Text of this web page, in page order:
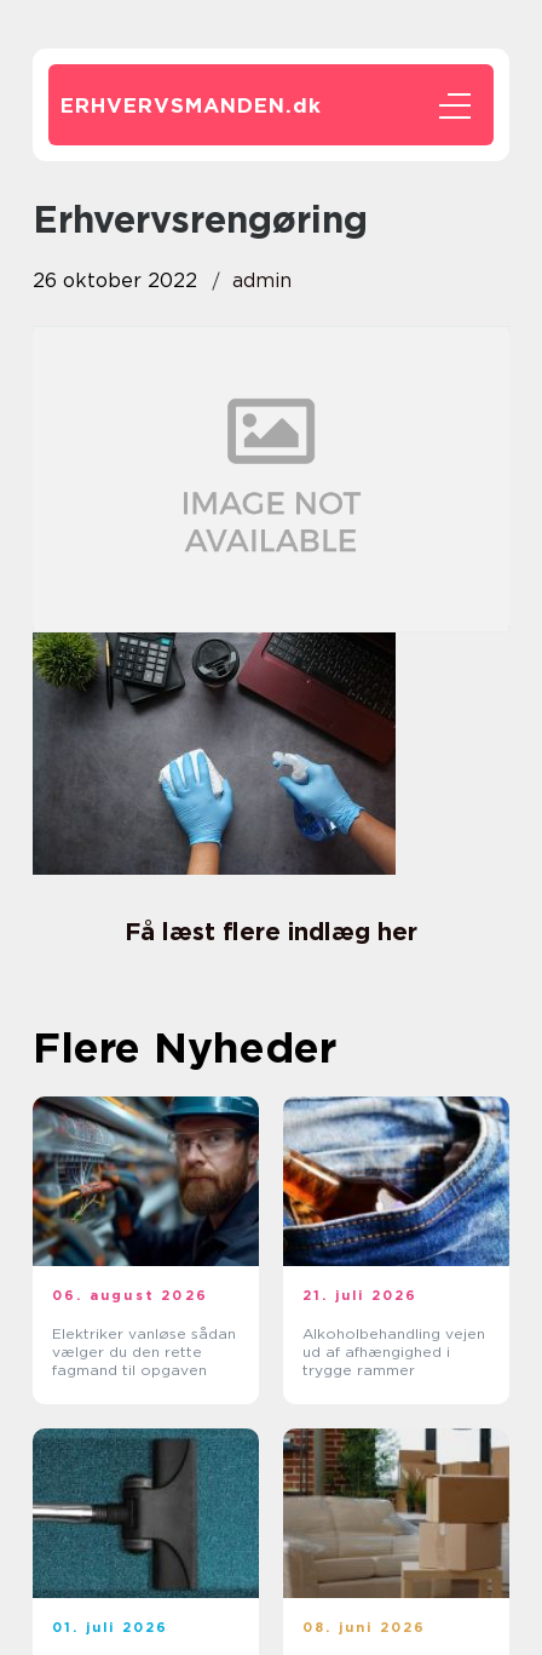
ERHVERVSMANDEN.dk
erhvervsrengøring
26 oktober 2022 admin
Få læst flere indlæg her
Flere Nyheder
06. august 2026
Elektriker vanløse sådan
vælger du den rette
fagmand til opgaven
21. juli 2026
Alkoholbehandling vejen
ud af afhængighed i
trygge rammer
01. juli 2026 08. juni 2026